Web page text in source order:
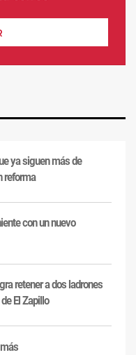
ya siguen más de
reforma
con un nuevo
retener a dos ladrones
El Zapillo